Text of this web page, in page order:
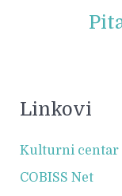
Linkovi
Kulturni centar
COBISS Net